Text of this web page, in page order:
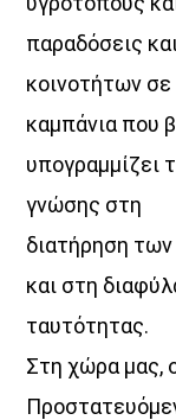
παραδόσεις
κοινοτήτων
καμπάνια που
υπογραμμίζει
γνώσης στη
διατήρηση
και στη
ταυτότητας.
Στη χώρα μας,